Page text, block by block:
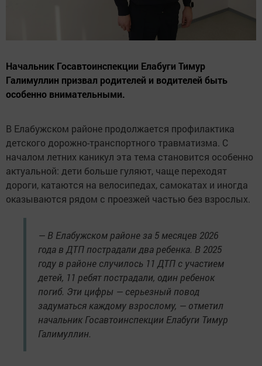
Начальник Госавтоинспекции Елабуги Тимур
Галимуллин призвал родителей и водителей быть
особенно внимательными.
В Елабужском районе продолжается профилактика
детского дорожно-транспортного травматизма. С
началом летних каникул эта тема становится особенно
актуальной: дети больше гуляют, чаще переходят
дороги, катаются на велосипедах, самокатах и иногда
оказываются рядом с проезжей частью без взрослых.
— В Елабужском районе за 5 месяцев 2026
года в ДТП пострадали два ребенка. В 2025
году в районе случилось 11 ДТП с участием
детей, 11 ребят пострадали, один ребенок
погиб. Эти цифры — серьезный повод
задуматься каждому взрослому, — отметил
начальник Госавтоинспекции Елабуги Тимур
Галимуллин.